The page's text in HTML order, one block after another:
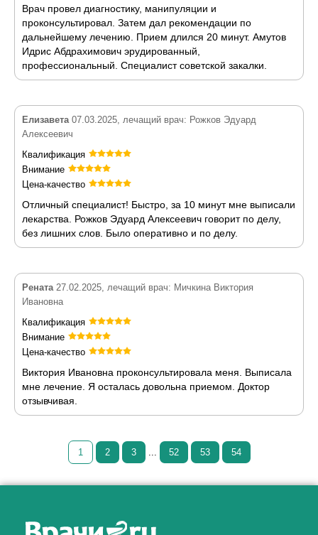
Врач провел диагностику, манипуляции и
проконсультировал. Затем дал рекомендации по
дальнейшему лечению. Прием длился 20 минут. Амутов
Идрис Абдрахимович эрудированный,
профессиональный. Специалист советской закалки.
Елизавета07.03.2025, лечащий врач: Рожков Эдуард
Алексеевич
Квалификация
Внимание
Цена-качество
Отличный специалист! Быстро, за 10 минут мне выписали
лекарства. Рожков Эдуард Алексеевич говорит по делу,
без лишних слов. Было оперативно и по делу.
Рената27.02.2025, лечащий врач: Мичкина Виктория
Ивановна
Квалификация
Внимание
Цена-качество
Виктория Ивановна проконсультировала меня. Выписала
мне лечение. Я осталась довольна приемом. Доктор
отзывчивая.
1 2 3 ... 52 53 54